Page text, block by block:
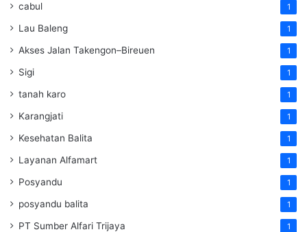
cabul 1
Lau Baleng 1
Akses Jalan Takengon–Bireuen 1
Sigi 1
tanah karo 1
Karangjati 1
Kesehatan Balita 1
Layanan Alfamart 1
Posyandu 1
posyandu balita 1
PT Sumber Alfari Trijaya 1